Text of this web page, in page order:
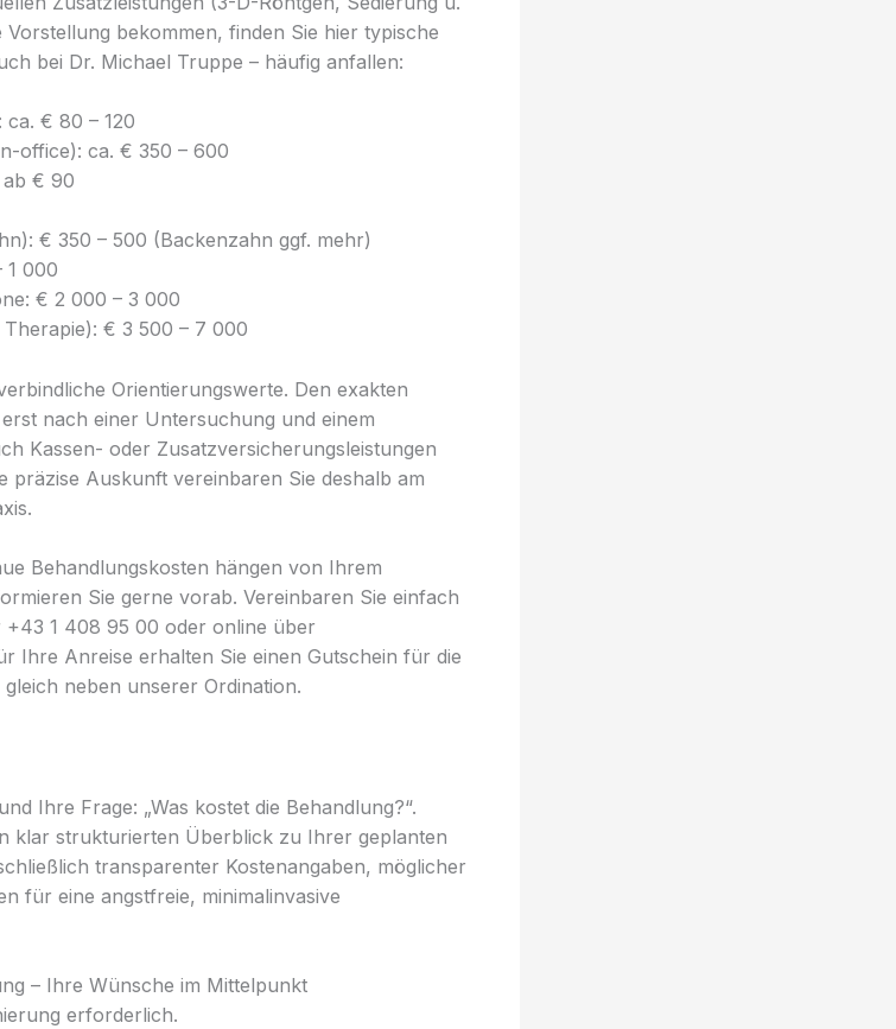
Vorstellung bekommen, finden Sie hier typische
bei Dr. Michael Truppe – häufig anfallen:
ca. € 80 – 120
office): ca. € 350 – 600
ab € 90
€ 350 – 500 (Backenzahn ggf. mehr)
1 000
€ 2 000 – 3 000
€ 3 500 – 7 000
Orientierungswerte. Den exakten
nach einer Untersuchung und einem
Kassen- oder Zusatzversicherungs­leistungen
präzise Auskunft vereinbaren Sie deshalb am
Behandlungskosten hängen von Ihrem
Sie gerne vorab. Vereinbaren Sie einfach
1 408 95 00 oder online über
Ihre Anreise erhalten Sie einen Gutschein für die
neben unserer Ordination.
Ihre Frage: „Was kostet die Behandlung?“.
klar strukturierten Überblick zu Ihrer geplanten
transparenter Kostenangaben, möglicher
für eine angstfreie, minimalinvasive
– Ihre Wünsche im Mittelpunkt
erforderlich.